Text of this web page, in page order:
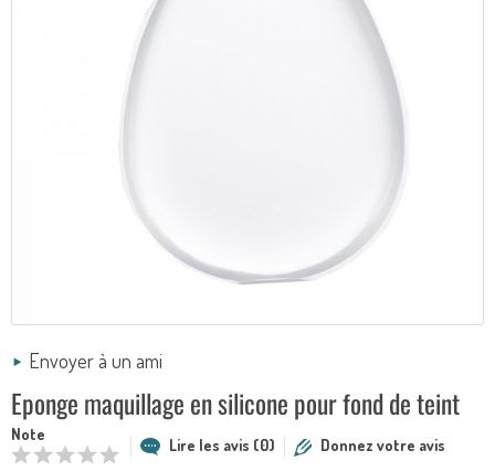
Envoyer à un ami
Eponge maquillage en silicone pour fond de teint
Note
Lire les avis (0) Donnez votre avis